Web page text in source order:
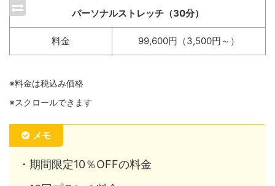
パーソナルストレッチ（30分）
料金 99,600円（3,500円～）
※料金は税込み価格
※スクロールできます
メモ
・期間限定10％OFFの料金